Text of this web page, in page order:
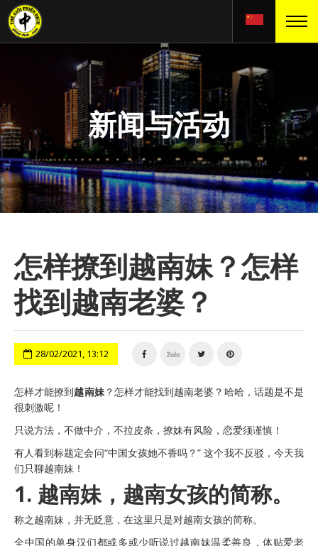
新闻与活动
怎样撩到越南妹？怎样
找到越南老婆？
28/02/2021, 13:12
怎样才能撩到越南妹？怎样才能找到越南老婆？哈哈，话题是不是
很刺激呢！
只说方法，不做中介，不拉皮条，撩妹有风险，恋爱须谨慎！
有人看到标题定会问“中国女孩她不香吗？” 这个我不反驳，今天我
们只聊越南妹！
1. 越南妹，越南女孩的简称。
称之越南妹，并无贬意，在这里只是对越南女孩的简称。
全中国的单身汉们都或多或少听说过越南妹温柔善良，体贴爱老